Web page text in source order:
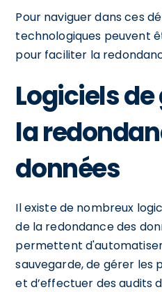
Pour naviguer dans ces
technologiques peuvent
pour faciliter la
Logiciels
la
données
Il existe de nombreux
de la redondance des
permettent
sauvegarde, de gérer les
et d’effectuer des audits